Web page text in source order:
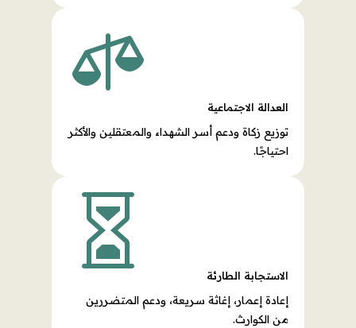

العدالة الاجتماعية
توزيع زكاة ودعم أسر الشهداء والمعتقلين والأكثر
احتياجًا.

الاستجابة الطارئة
إعادة إعمار، إغاثة سريعة، ودعم المتضررين
من الكوارث.